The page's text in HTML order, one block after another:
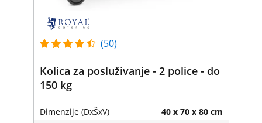
(50)
Kolica za posluživanje - 2 police - do
150 kg
Dimenzije (DxŠxV) 40 x 70 x 80 cm